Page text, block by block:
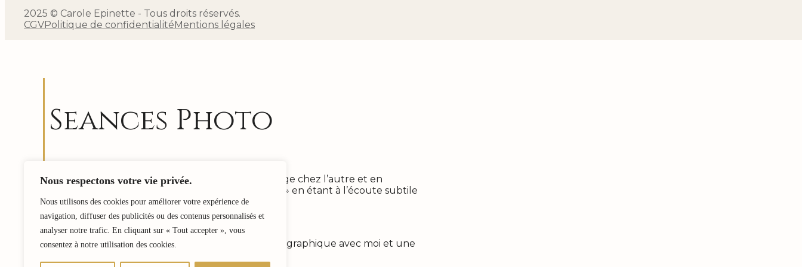
Nous respectons votre vie privée.
Nous utilisons des cookies pour améliorer votre expérience de
navigation, diffuser des publicités ou des contenus personnalisés et
analyser notre trafic. En cliquant sur « Tout accepter », vous
consentez à notre utilisation des cookies.
2025 © Carole Epinette - Tous droits réservés.
CGVPolitique de confidentialité Mentions légales
Seances Photo
Me rendre disponible, être attentive à ce qui émerge chez l’autre et en
témoigner. Être comme une sorte de « révélateur » en étant à l’écoute subtile
de Qui est l’autre, de ce qui l’anime….
J’aime tant m’ouvrir à cela…et laisser faire.
Si vous aussi, vous souhaitez une rencontre photographique avec moi et une